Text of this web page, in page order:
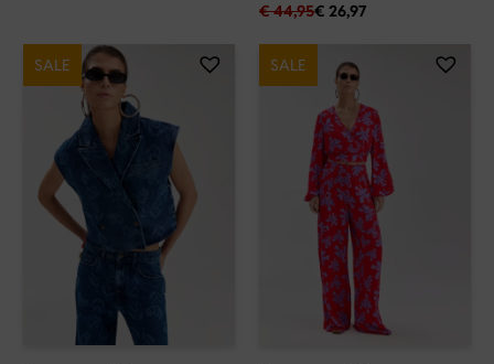
€44,95€ 26,97
SALE SALE